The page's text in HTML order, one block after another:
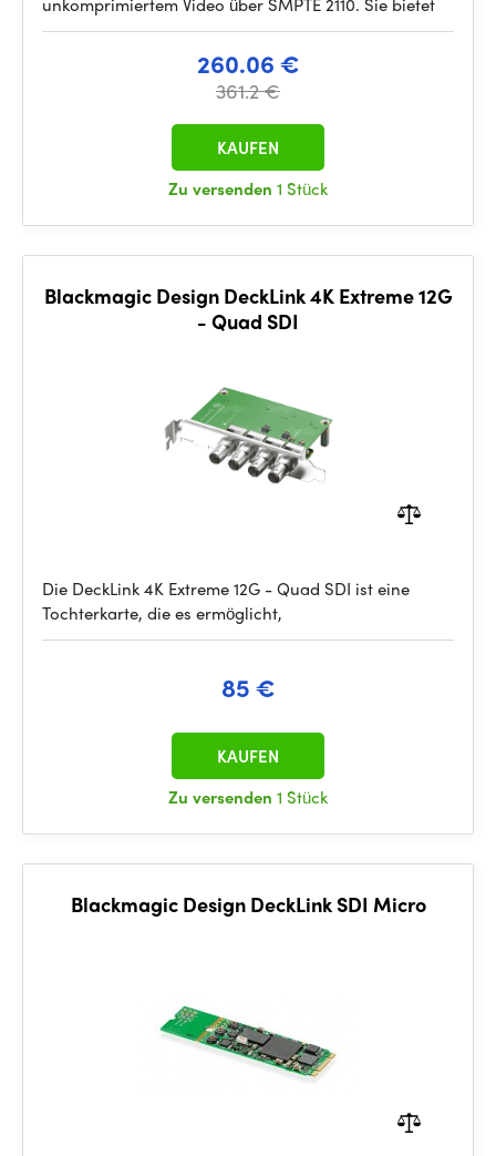
260.06 €
361.2 €
Zu versenden 1 Stück
KAUFEN
Blackmagic Design DeckLink 4K Extreme 12G
- Quad SDI
Die DeckLink 4K Extreme 12G - Quad SDI ist eine
Tochterkarte, die es ermöglicht,
85 €
Zu versenden 1 Stück
KAUFEN
Blackmagic Design DeckLink SDI Micro